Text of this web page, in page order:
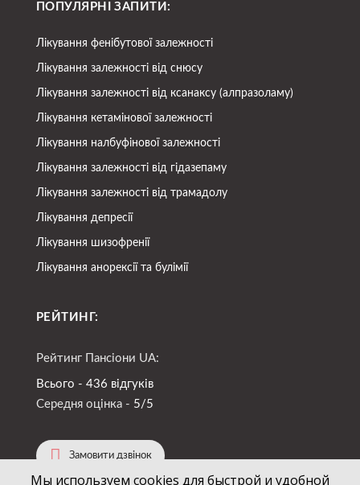
ПОПУЛЯРНІ ЗАПИТИ:
Лікування фенібутової залежності
Лікування залежності від снюсу
Лікування залежності від ксанаксу (алпразоламу)
Лікування кетамінової залежності
Лікування налбуфінової залежності
Лікування залежності від гідазепаму
Лікування залежності від трамадолу
Лікування депресії
Лікування шизофренії
Лікування анорексії та булімії
РЕЙТИНГ:
Рейтинг Пансіони UA:
Всього - 436 відгуків
Середня оцінка - 5/5
Замовити дзвінок
Мы используем cookies для быстрой и удобной